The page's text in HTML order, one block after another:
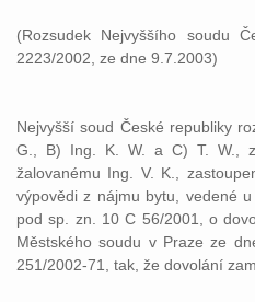
(Rozsudek Nejvyššího soudu
2223/2002, ze dne 9.7.2003)
Nejvyšší soud České republiky
G., B) Ing. K. W. a C) T. W.,
žalovanému Ing. V. K.,
výpovědi z nájmu bytu, vedené
pod sp. zn. 10 C 56/2001, o
Městského soudu v Praze ze
251/2002-71, tak, že dovolání